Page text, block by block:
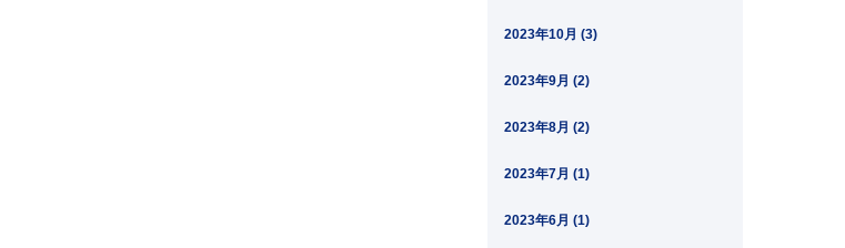
2023年10月 (3)
2023年9月 (2)
2023年8月 (2)
2023年7月 (1)
2023年6月 (1)